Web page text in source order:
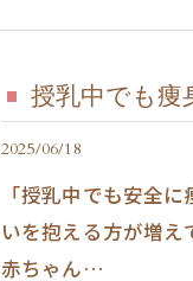
授乳中でも痩
2025/06/18
「授乳中でも安全
いを抱える方が増え
赤ちゃん…